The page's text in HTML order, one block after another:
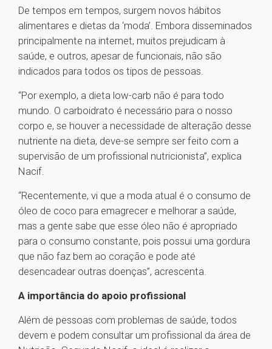
De tempos em tempos, surgem novos hábitos
alimentares e dietas da ‘moda’. Embora disseminados
principalmente na internet, muitos prejudicam à
saúde, e outros, apesar de funcionais, não são
indicados para todos os tipos de pessoas.
“Por exemplo, a dieta low-carb não é para todo
mundo. O carboidrato é necessário para o nosso
corpo e, se houver a necessidade de alteração desse
nutriente na dieta, deve-se sempre ser feito com a
supervisão de um profissional nutricionista”, explica
Nacif.
“Recentemente, vi que a moda atual é o consumo de
óleo de coco para emagrecer e melhorar a saúde,
mas a gente sabe que esse óleo não é apropriado
para o consumo constante, pois possui uma gordura
que não faz bem ao coração e pode até
desencadear outras doenças”, acrescenta.
A importância do apoio profissional
Além de pessoas com problemas de saúde, todos
devem e podem consultar um profissional da área de